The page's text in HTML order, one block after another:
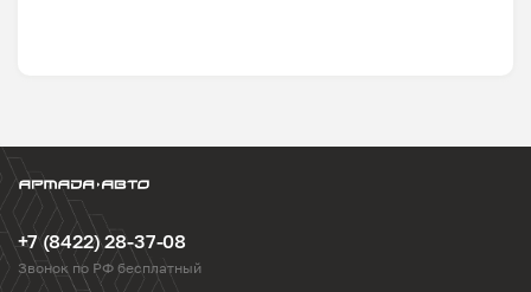
+7 (8422) 28-37-08
Звонок по РФ бесплатный